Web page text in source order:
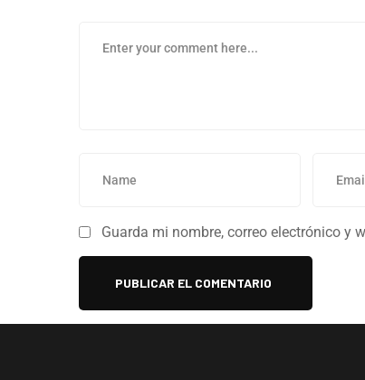
Guarda mi nombre, correo electrónico y